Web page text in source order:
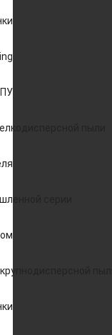
пыли
серии
пыли